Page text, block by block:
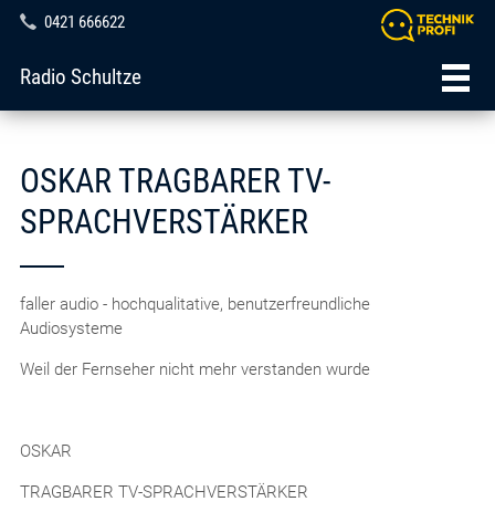
0421 666622
Radio Schultze
OSKAR TRAGBARER TV-
SPRACHVERSTÄRKER
faller audio - hochqualitative, benutzerfreundliche
Audiosysteme
Weil der Fernseher nicht mehr verstanden wurde
OSKAR
TRAGBARER TV-SPRACHVERSTÄRKER